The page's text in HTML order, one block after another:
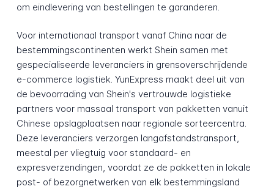
om eindlevering van bestellingen te garanderen.
Voor internationaal transport vanaf China naar de
bestemmingscontinenten werkt Shein samen met
gespecialiseerde leveranciers in grensoverschrijdende
e-commerce logistiek. YunExpress maakt deel uit van
de bevoorrading van Shein's vertrouwde logistieke
partners voor massaal transport van pakketten vanuit
Chinese opslagplaatsen naar regionale sorteercentra.
Deze leveranciers verzorgen langafstandstransport,
meestal per vliegtuig voor standaard- en
expresverzendingen, voordat ze de pakketten in lokale
post- of bezorgnetwerken van elk bestemmingsland